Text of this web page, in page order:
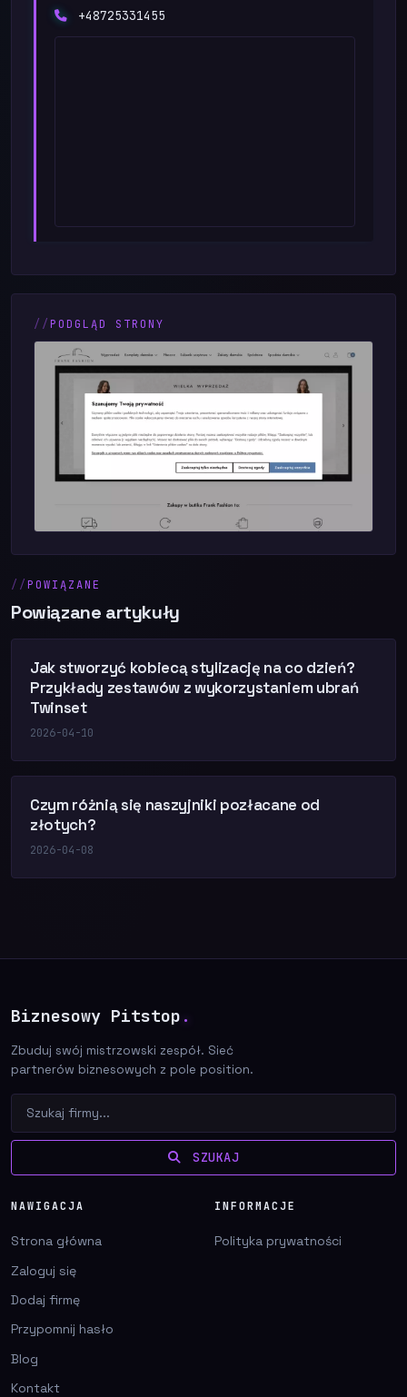
+48725331455
PODGLĄD STRONY
POWIĄZANE
Powiązane artykuły
Jak stworzyć kobiecą stylizację na co dzień?
Przykłady zestawów z wykorzystaniem ubrań
Twinset
2026-04-10
Czym różnią się naszyjniki pozłacane od
złotych?
2026-04-08
Biznesowy Pitstop .
Zbuduj swój mistrzowski zespół. Sieć
partnerów biznesowych z pole position.
SZUKAJ
NAWIGACJA
Strona główna
Zaloguj się
Dodaj firmę
Przypomnij hasło
Blog
Kontakt
INFORMACJE
Polityka prywatności